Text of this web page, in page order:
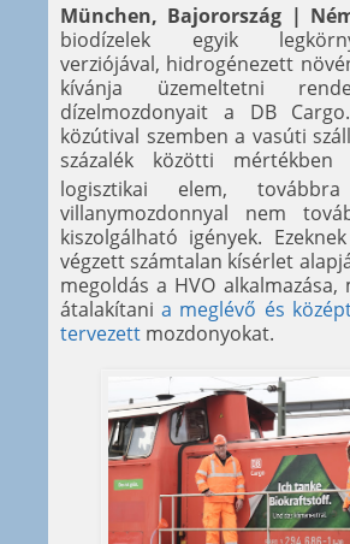
München, Bajorország |
biodízelek egyik
verziójával, hidrogénezett
kívánja üzemeltetni
dízelmozdonyait a DB
közútival szemben a vasúti
százalék közötti mértékben
logisztikai elem,
villanymozdonnyal nem
kiszolgálható igények.
végzett számtalan kísérlet
megoldás a HVO alkalmazása,
átalakítania meglévő és
tervezett mozdonyokat.